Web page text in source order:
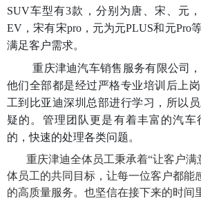
SUV车型有3款，分别为唐、宋、元
EV，宋有宋pro，元为元PLUS和元Pro
满足客户需求。
重庆津迪汽车销售服务有限公司
他们全部都是经过严格专业培训后上
工到比亚迪深圳总部进行学习，所以
疑的。管理团队更是有着丰富的汽车
的，快速的处理各类问题。
重庆津迪全体员工秉承着“让客户满
体员工的共同目标，让每一位客户都能
的高质量服务。也坚信在接下来的时间